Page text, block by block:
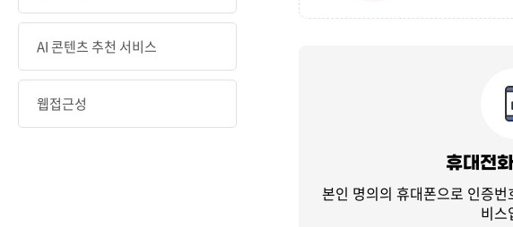
AI 콘텐츠 추천 서비스
웹접근성
휴대전
본인 명의의 휴대폰으로 인증
비스